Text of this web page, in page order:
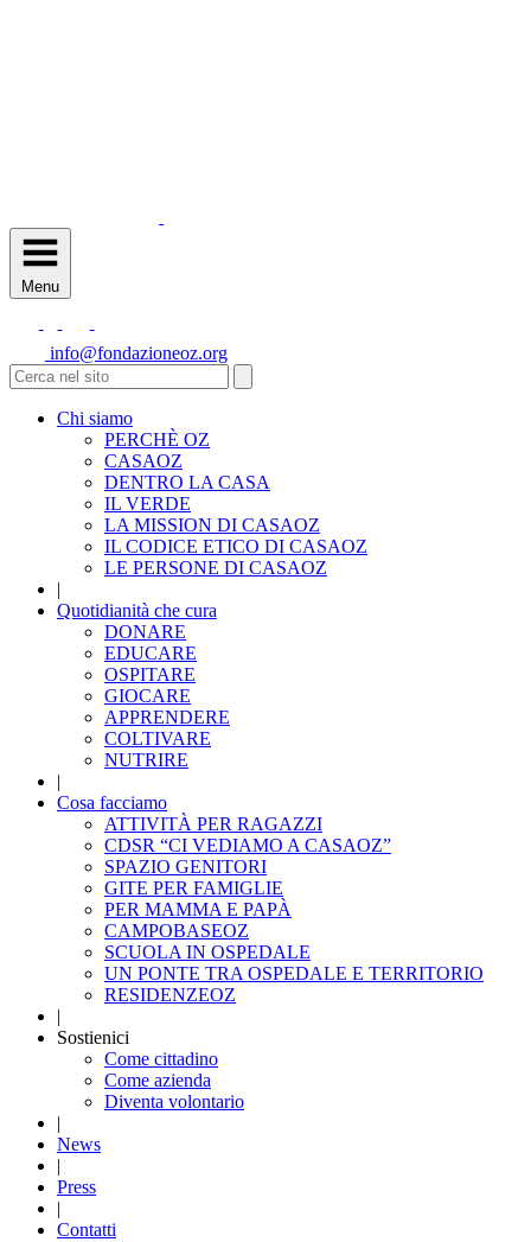
Menu
info@fondazioneoz.org
Chi siamo
PERCHÈ OZ
CASAOZ
DENTRO LA CASA
IL VERDE
LA MISSION DI CASAOZ
IL CODICE ETICO DI CASAOZ
LE PERSONE DI CASAOZ
|
Quotidianità che cura
DONARE
EDUCARE
OSPITARE
GIOCARE
APPRENDERE
COLTIVARE
NUTRIRE
|
Cosa facciamo
ATTIVITÀ PER RAGAZZI
CDSR “CI VEDIAMO A CASAOZ”
SPAZIO GENITORI
GITE PER FAMIGLIE
PER MAMMA E PAPÀ
CAMPOBASEOZ
SCUOLA IN OSPEDALE
UN PONTE TRA OSPEDALE E TERRITORIO
RESIDENZEOZ
|
Sostienici
Come cittadino
Come azienda
Diventa volontario
|
News
|
Press
|
Contatti